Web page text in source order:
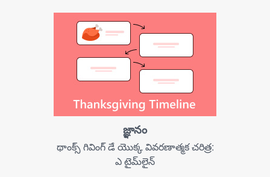
జ్ఞానం
థాంక్స్ గివింగ్ డే యొక్క వివరణాత్మక చరిత్ర:
ఎ టైమ్‌లైన్